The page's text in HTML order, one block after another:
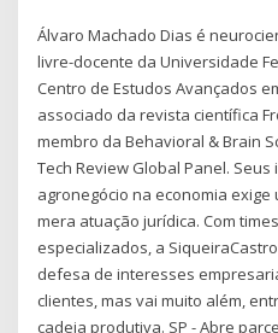
Álvaro Machado Dias é
livre-docente da Universidade
Centro de Estudos Avançados
associado da revista científica
membro da Behavioral & Brain
Tech Review Global Panel.
agronegócio na economia
mera atuação jurídica. Com
especializados, a
defesa de interesses
clientes, mas vai muito além,
cadeia produtiva. SP - Abre